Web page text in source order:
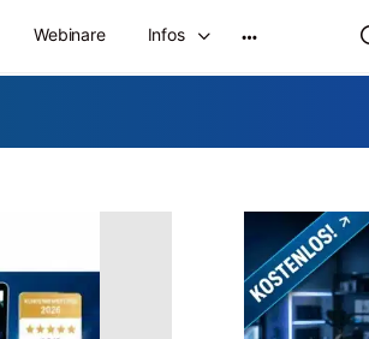
Webinare Infos